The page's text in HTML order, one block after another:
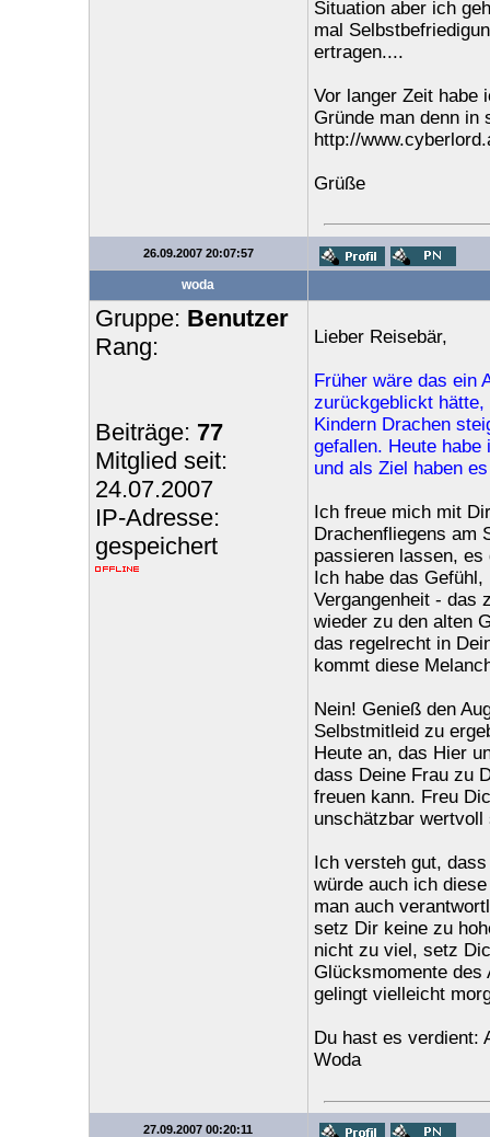
Situation aber ich
mal
ertragen....
Vor langer Zeit habe
Gründe man denn in
http://
Grüße
26.09.2007 20:07:57
woda
Gruppe: Benutzer
Rang:
Beiträge: 77
Mitglied seit:
24.07.2007
IP-Adresse:
gespeichert
Lieber Reisebär,
Früher wäre das ein
zurückgeblickt hätte,
Kindern Drachen
gefallen. Heute habe
und als Ziel haben
Ich freue mich mit
Drachenfliegens am
passieren lassen, es
Ich habe das
Vergangenheit - das
wieder zu den alten
das regelrecht in
kommt diese
Nein! Genieß den
Selbstmitleid zu
Heute an, das Hier
dass Deine Frau zu
freuen kann. Freu
unschätzbar wertvoll
Ich versteh gut,
würde auch ich
man auch
setz Dir keine zu
nicht zu viel, setz
Glücksmomente des
gelingt vielleicht
Du hast es verdient:
Woda
27.09.2007 00:20:11